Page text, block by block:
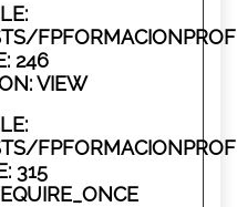
246
VIEW
315